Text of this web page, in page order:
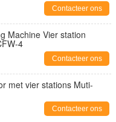
Contacteer ons
Machine Vier station
4
Contacteer ons
met vier stations Muti-
Contacteer ons